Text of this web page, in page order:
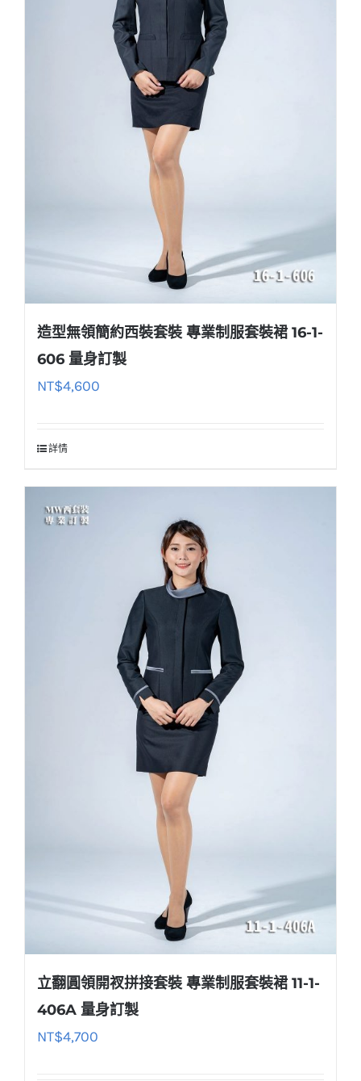
造型無領簡約西裝套裝 專業制服套裝裙 16-1-
606 量身訂製
NT$4,600
詳情
立翻圓領開衩拼接套裝 專業制服套裝裙 11-1-
406A 量身訂製
NT$4,700